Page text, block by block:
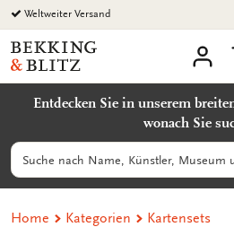
Zurück
zum
Inhalt
Weltweiter Versand
Bekking
&
Uitgevers
Entdecken Sie in unserem
wonach Sie
Suchen
Home Kategorien Kartensets